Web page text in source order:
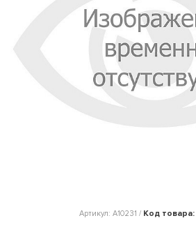
Артикул: A10231 / Код